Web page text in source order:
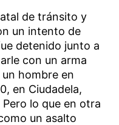
de tránsito y
un intento de
detenido junto a
con un arma
hombre en
en Ciudadela,
lo que en otra
un asalto